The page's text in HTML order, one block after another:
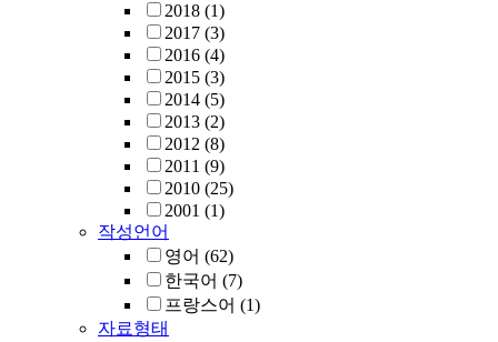
2018 (1)
2017 (3)
2016 (4)
2015 (3)
2014 (5)
2013 (2)
2012 (8)
2011 (9)
2010 (25)
2001 (1)
작성언어
영어 (62)
한국어 (7)
프랑스어 (1)
자료형태